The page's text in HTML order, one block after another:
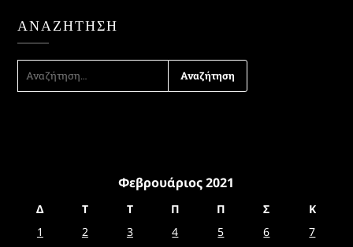
ΑΝΑΖΉΤΗΣΗ
ΑΝΑΖΉΤΗΣΗ
ΓΙΑ:
Φεβρουάριος 2021
Δ Τ Τ Π Π Σ
Κ
1
2 3 4 5 6
7